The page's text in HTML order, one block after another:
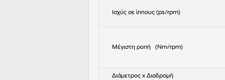
Ισχύς σε ίππους (ps/rpm)
Μέγιστη ροπή (Nm/rpm)
Διάμετρος x Διαδρομή